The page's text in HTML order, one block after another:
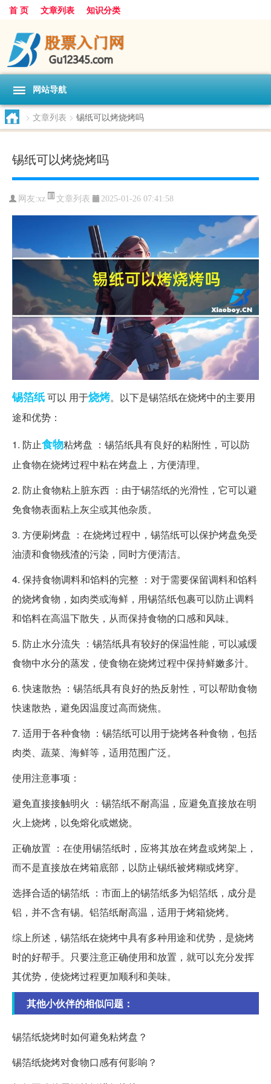
首 页 文章列表 知识分类
网站导航
> 文章列表 > 锡纸可以烤烧烤吗
锡纸可以烤烧烤吗
网友:xz 文章列表 2025-01-26 07:41:58
锡箔纸可以 用于烧烤。以下是锡箔纸在烧烤中的主要用
途和优势：
1. 防止食物粘烤盘 ：锡箔纸具有良好的粘附性，可以防
止食物在烧烤过程中粘在烤盘上，方便清理。
2. 防止食物粘上脏东西 ：由于锡箔纸的光滑性，它可以避
免食物表面粘上灰尘或其他杂质。
3. 方便刷烤盘 ：在烧烤过程中，锡箔纸可以保护烤盘免受
油渍和食物残渣的污染，同时方便清洁。
4. 保持食物调料和馅料的完整 ：对于需要保留调料和馅料
的烧烤食物，如肉类或海鲜，用锡箔纸包裹可以防止调料
和馅料在高温下散失，从而保持食物的口感和风味。
5. 防止水分流失 ：锡箔纸具有较好的保温性能，可以减缓
食物中水分的蒸发，使食物在烧烤过程中保持鲜嫩多汁。
6. 快速散热 ：锡箔纸具有良好的热反射性，可以帮助食物
快速散热，避免因温度过高而烧焦。
7. 适用于各种食物 ：锡箔纸可以用于烧烤各种食物，包括
肉类、蔬菜、海鲜等，适用范围广泛。
使用注意事项：
避免直接接触明火 ：锡箔纸不耐高温，应避免直接放在明
火上烧烤，以免熔化或燃烧。
正确放置 ：在使用锡箔纸时，应将其放在烤盘或烤架上，
而不是直接放在烤箱底部，以防止锡纸被烤糊或烤穿。
选择合适的锡箔纸 ：市面上的锡箔纸多为铝箔纸，成分是
铝，并不含有锡。铝箔纸耐高温，适用于烤箱烧烤。
综上所述，锡箔纸在烧烤中具有多种用途和优势，是烧烤
时的好帮手。只要注意正确使用和放置，就可以充分发挥
其优势，使烧烤过程更加顺利和美味。
其他小伙伴的相似问题：
锡箔纸烧烤时如何避免粘烤盘？
锡箔纸烧烤对食物口感有何影响？